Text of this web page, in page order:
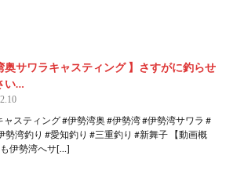
奥サワラキャスティング 】さすがに釣らせ
い…
ャスティング #伊勢湾奥 #伊勢湾 #伊勢湾サワラ #
勢湾釣り #愛知釣り #三重釣り #新舞子 【動画概
伊勢湾へサ[…]